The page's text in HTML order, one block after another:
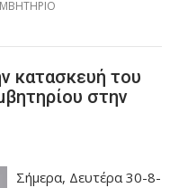
κατασκευή του
στην
Σήμερα, Δευτέρα 30-8-